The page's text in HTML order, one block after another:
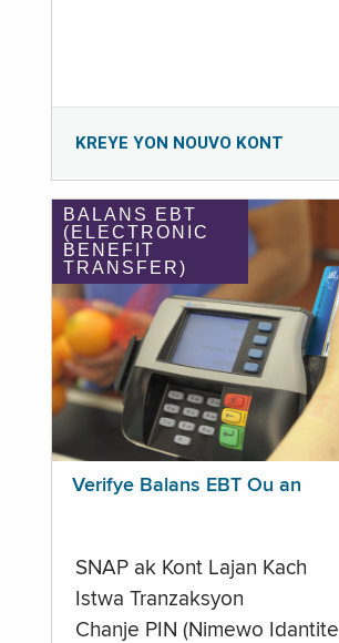
KREYE YON NOUVO KONT
BALANS EBT
(ELECTRONIC
BENEFIT
TRANSFER)
Verifye Balans EBT Ou an
SNAP ak Kont Lajan Kach
Istwa Tranzaksyon
Chanje PIN (Nimewo Idantite